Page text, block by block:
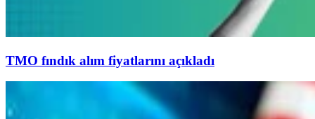
TMO fındık alım fiyatlarını açıkladı